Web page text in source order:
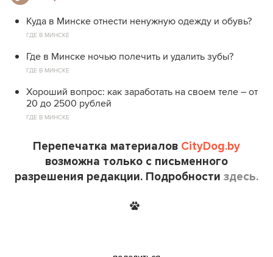
Куда в Минске отнести ненужную одежду и обувь?
ГДЕ В МИНСКЕ
Где в Минске ночью полечить и удалить зубы?
ГДЕ В МИНСКЕ
Хороший вопрос: как заработать на своем теле – от
20 до 2500 рублей
ГДЕ В МИНСКЕ
Перепечатка материалов CityDog.by
возможна только с письменного
разрешения редакции. Подробности здесь.